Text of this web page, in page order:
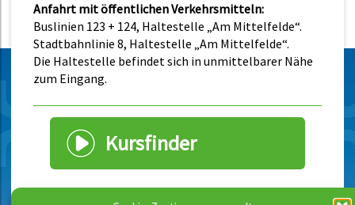
Anfahrt mit öffentlichen Verkehrsmitteln:
Buslinien 123 + 124, Haltestelle „Am Mittelfelde“.
Stadtbahnlinie 8, Haltestelle „Am Mittelfelde“.
Die Haltestelle befindet sich in unmittelbarer Nähe
zum Eingang.
Kursfinder